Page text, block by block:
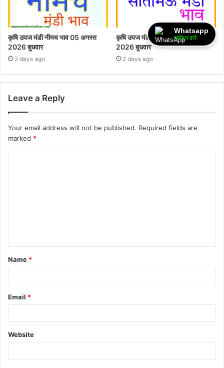
कृषि उपज मंडी नीमच भाव 05 अगस्त
2026 बुधवार
2 days ago
कृषि उपज मंडी सीतामऊ भाव 05 अगस्त
2026 बुधवार
2 days ago
Leave a Reply
Your email address will not be published. Required fields are
marked *
Name *
Email *
Website
Whatsapp
ज्वॉइन करें